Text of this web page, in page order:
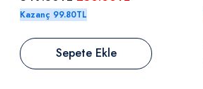
Kazanç 99.80TL
Sepete Ekle